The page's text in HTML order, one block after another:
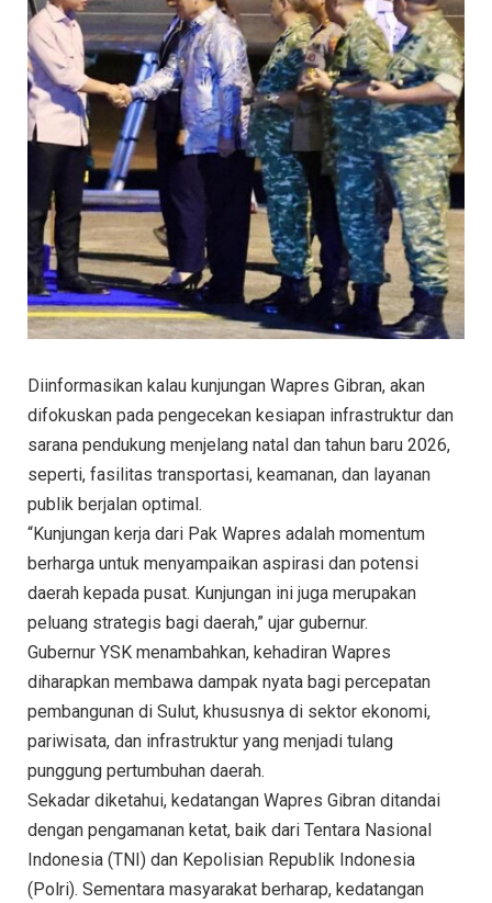
Diinformasikan kalau kunjungan Wapres Gibran, akan
difokuskan pada pengecekan kesiapan infrastruktur dan
sarana pendukung menjelang natal dan tahun baru 2026,
seperti, fasilitas transportasi, keamanan, dan layanan
publik berjalan optimal.
“Kunjungan kerja dari Pak Wapres adalah momentum
berharga untuk menyampaikan aspirasi dan potensi
daerah kepada pusat. Kunjungan ini juga merupakan
peluang strategis bagi daerah,” ujar gubernur.
Gubernur YSK menambahkan, kehadiran Wapres
diharapkan membawa dampak nyata bagi percepatan
pembangunan di Sulut, khususnya di sektor ekonomi,
pariwisata, dan infrastruktur yang menjadi tulang
punggung pertumbuhan daerah.
Sekadar diketahui, kedatangan Wapres Gibran ditandai
dengan pengamanan ketat, baik dari Tentara Nasional
Indonesia (TNI) dan Kepolisian Republik Indonesia
(Polri). Sementara masyarakat berharap, kedatangan